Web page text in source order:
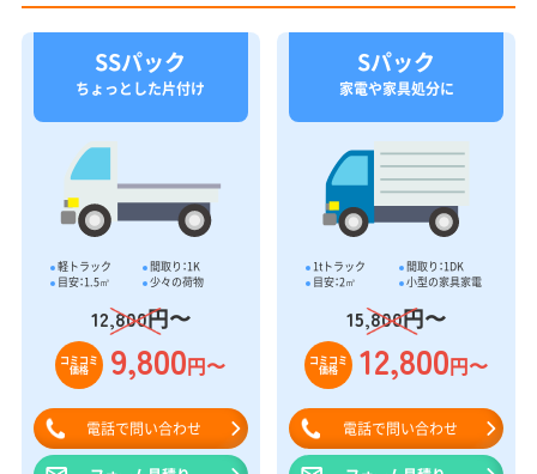
SSパック
ちょっとした片付け
軽トラック
間取り：1K
目安：1.5㎥
少々の荷物
12,800円〜
コミコミ
価格 9,800円〜
電話で問い合わせ
Sパック
家電や家具処分に
1tトラック
間取り：1DK
目安：2㎥
小型の家具家電
15,800円〜
コミコミ
価格 12,800円〜
電話で問い合わせ